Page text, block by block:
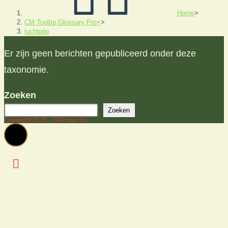
Home>
CM Tooltip Glossary Pro+>
luchtpijp
Er zijn geen berichten gepubliceerd onder deze
taxonomie.
Zoeken
Zoeken
Copyright 2026 - EMPower bv